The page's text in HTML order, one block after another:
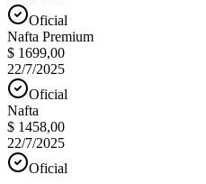
Oficial
Nafta Premium
$ 1699,00
22/7/2025
Oficial
Nafta
$ 1458,00
22/7/2025
Oficial